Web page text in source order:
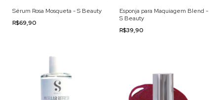
Sérum Rosa Mosqueta - S Beauty
R$69,90
Esponja para Maquiagem Blend -
S Beauty
R$39,90